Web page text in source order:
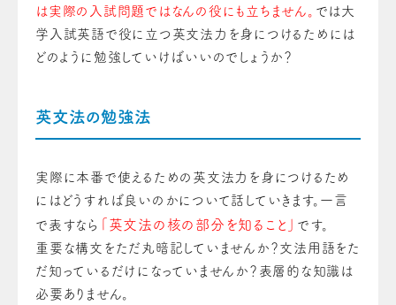
は実際の入試問題ではなんの役にも立ちません。 では大
学入試英語で役に立つ英文法力を身につけるためには
どのように勉強していけばいいのでしょうか？
英文法の勉強法
実際に本番で使えるための英文法力を身につけるため
にはどうすれば良いのかについて話していきます。一言
で表すなら 「英文法の核の部分を知ること」 です。
重要な構文をただ丸暗記していませんか？文法用語をた
だ知っているだけになっていませんか？表層的な知識は
必要ありません。